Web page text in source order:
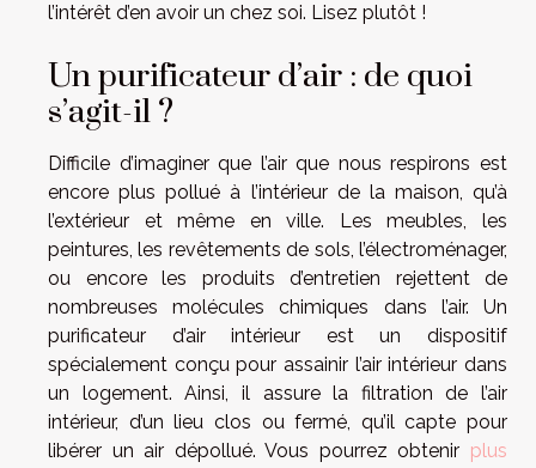
l’intérêt d’en avoir un chez soi. Lisez plutôt !
Un purificateur d’air : de quoi
s’agit-il ?
Difficile d’imaginer que l’air que nous respirons est
encore plus pollué à l’intérieur de la maison, qu’à
l’extérieur et même en ville. Les meubles, les
peintures, les revêtements de sols, l’électroménager,
ou encore les produits d’entretien rejettent de
nombreuses molécules chimiques dans l’air. Un
purificateur d’air intérieur est un dispositif
spécialement conçu pour assainir l’air intérieur dans
un logement. Ainsi, il assure la filtration de l’air
intérieur, d’un lieu clos ou fermé, qu’il capte pour
libérer un air dépollué. Vous pourrez obtenir plus